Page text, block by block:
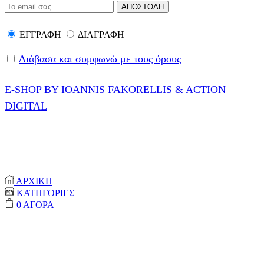
ΕΓΓΡΑΦΗ ΔΙΑΓΡΑΦΗ
Διάβασα και συμφωνώ με τους όρους
E-SHOP BY IOANNIS FAKORELLIS & ACTION
DIGITAL
ΑΡΧΙΚΗ
ΚΑΤΗΓΟΡΙΕΣ
0 ΑΓΟΡΑ